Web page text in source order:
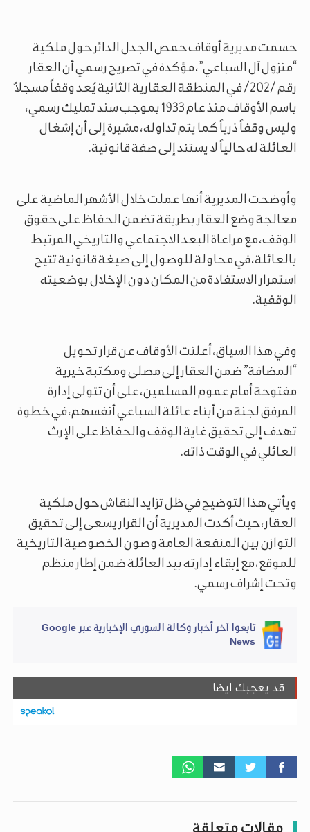
حسمت مديرية أوقاف حمص الجدل الدائر حول ملكية
“منزول آل السباعي”، مؤكدة في تصريح رسمي أن العقار
رقم /202/ في المنطقة العقارية الثانية يُعد وقفاً مسجلاً
باسم الأوقاف منذ عام 1933 بموجب سند تمليك رسمي،
وليس وقفاً ذرياً كما يتم تداوله، مشيرة إلى أن إشغال
العائلة له حالياً لا يستند إلى صفة قانونية.
وأوضحت المديرية أنها عملت خلال الأشهر الماضية على
معالجة وضع العقار بطريقة تضمن الحفاظ على حقوق
الوقف، مع مراعاة البعد الاجتماعي والتاريخي المرتبط
بالعائلة، في محاولة للوصول إلى صيغة قانونية تتيح
استمرار الاستفادة من المكان دون الإخلال بوضعيته
الوقفية.
وفي هذا السياق، أعلنت الأوقاف عن قرار تحويل
“المضافة” ضمن العقار إلى مصلى ومكتبة خيرية
مفتوحة أمام عموم المسلمين، على أن تتولى إدارة
المرفق لجنة من أبناء عائلة السباعي أنفسهم، في خطوة
تهدف إلى تحقيق غاية الوقف والحفاظ على الإرث
العائلي في الوقت ذاته.
ويأتي هذا التوضيح في ظل تزايد النقاش حول ملكية
العقار، حيث أكدت المديرية أن القرار يسعى إلى تحقيق
التوازن بين المنفعة العامة وصون الخصوصية التاريخية
للموقع، مع إبقاء إدارته بيد العائلة ضمن إطار منظم
وتحت إشراف رسمي.
تابعوا آخر أخبار وكالة السوري الإخبارية عبر Google
News
قد يعجبك ايضا
مقالات متعلقة